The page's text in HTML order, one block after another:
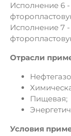
Исполнение 6
Исполнение 7
Отрасли
Пищевая;
Условия